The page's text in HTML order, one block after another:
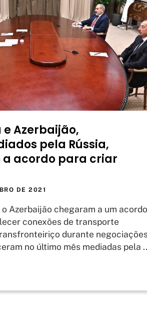
Azerbaijão,
pela Rússia,
acordo para criar
DE 2021
o Azerbaijão chegaram a um acordo
conexões de transporte
durante
no último mês mediadas pela